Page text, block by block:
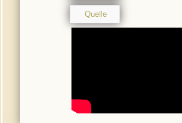
Quelle